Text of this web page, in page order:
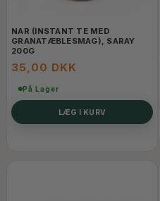
NAR (INSTANT TE MED
GRANATÆBLESMAG), SARAY
200G
35,00 DKK
På Lager
LÆG I KURV